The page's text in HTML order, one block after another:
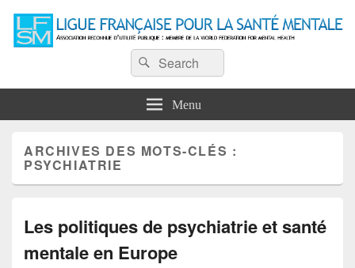
Ligue Française pour la Santé
Mentale
Association reconnue d'utilité publique : Membre de la World Federation for
Mental Health
Recherche :
Rechercher
Menu
ARCHIVES DES MOTS-CLÉS :
PSYCHIATRIE
Les politiques de psychiatrie et santé
mentale en Europe